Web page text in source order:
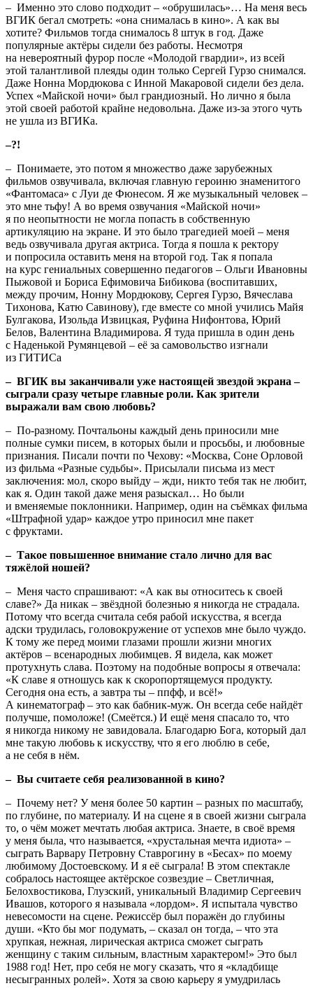
– Именно это слово подходит – «обрушилась»… На меня весь
ВГИК бегал смотреть: «она снималась в кино». А как вы
хотите? Фильмов тогда снималось 8 штук в год. Даже
популярные актёры сидели без работы. Несмотря
на невероятный фурор после «Молодой гвардии», из всей
этой талантливой плеяды один только Сергей Гурзо снимался.
Даже Нонна Мордюкова с Инной Макаровой сидели без дела.
Успех «Майской ночи» был грандиозный. Но лично я была
этой своей работой крайне недовольна. Даже из-за этого чуть
не ушла из ВГИКа.
–?!
– Понимаете, это потом я множество даже зарубежных
фильмов озвучивала, включая главную героиню знаменитого
«Фантомаса» с Луи де Фюнесом. Я же музыкальный человек –
это мне тьфу! А во время озвучания «Майской ночи»
я по неопытности не могла попасть в собственную
артикуляцию на экране. И это было трагедией моей – меня
ведь озвучивала другая актриса. Тогда я пошла к ректору
и попросила оставить меня на второй год. Так я попала
на курс гениальных совершенно педагогов – Ольги Ивановны
Пыжовой и Бориса Ефимовича Бибикова (воспитавших,
между прочим, Нонну Мордюкову, Сергея Гурзо, Вячеслава
Тихонова, Катю Савинову), где вместе со мной учились Майя
Булгакова, Изольда Извицкая, Руфина Нифонтова, Юрий
Белов, Валентина Владимирова. Я туда пришла в один день
с Наденькой Румянцевой – её за самовольство изгнали
из ГИТИСа
– ВГИК вы заканчивали уже настоящей звездой экрана –
сыграли сразу четыре главные роли. Как зрители
выражали вам свою любовь?
– По-разному. Почтальоны каждый день приносили мне
полные сумки писем, в которых были и просьбы, и любовные
признания. Писали почти по Чехову: «Москва, Соне Орловой
из фильма «Разные судьбы». Присылали письма из мест
заключения: мол, скоро выйду – жди, никто тебя так не любит,
как я. Один такой даже меня разыскал… Но были
и вменяемые поклонники. Например, один на съёмках фильма
«Штрафной удар» каждое утро приносил мне пакет
с фруктами.
– Такое повышенное внимание стало лично для вас
тяжёлой ношей?
– Меня часто спрашивают: «А как вы относитесь к своей
славе?» Да никак – звёздной болезнью я никогда не страдала.
Потому что всегда считала себя рабой искусства, я всегда
адски трудилась, головокружение от успехов мне было чуждо.
К тому же перед моими глазами прошли жизни многих
актёров – всенародных любимцев. Я видела, как может
протухнуть слава. Поэтому на подобные вопросы я отвечала:
«К славе я отношусь как к скоропортящемуся продукту.
Сегодня она есть, а завтра ты – ппфф, и всё!»
А кинематограф – это как бабник-муж. Он всегда себе найдёт
получше, помоложе! (Смеётся.) И ещё меня спасало то, что
я никогда никому не завидовала. Благодарю Бога, который дал
мне такую любовь к искусству, что я его люблю в себе,
а не себя в нём.
– Вы считаете себя реализованной в кино?
– Почему нет? У меня более 50 картин – разных по масштабу,
по глубине, по материалу. И на сцене я в своей жизни сыграла
то, о чём может мечтать любая актриса. Знаете, в своё время
у меня была, что называется, «хрустальная мечта идиота» –
сыграть Варвару Петровну Ставрогину в «Бесах» по моему
любимому Достоевскому. И я её сыграла! В этом спектакле
собралось настоящее актёрское созвездие – Светличная,
Белохвостикова, Глузский, уникальный Владимир Сергеевич
Ивашов, которого я называла «лордом». Я испытала чувство
невесомости на сцене. Режиссёр был поражён до глубины
души. «Кто бы мог подумать, – сказал он тогда, – что эта
хрупкая, нежная, лирическая актриса сможет сыграть
женщину с таким сильным, властным характером!» Это был
1988 год! Нет, про себя не могу сказать, что я «кладбище
несыгранных ролей». Хотя за свою карьеру я умудрилась